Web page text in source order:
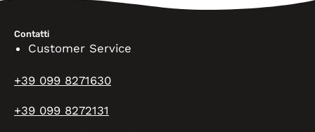
Contatti
Customer Service
+39 099 8271630
+39 099 8272131